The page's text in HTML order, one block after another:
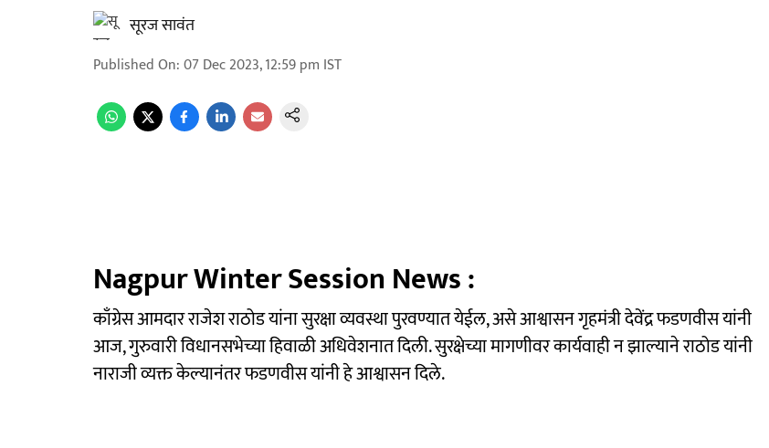
सूरज सावंत
Published On:07 Dec 2023, 12:59 pm IST
Nagpur Winter Session News :
काँग्रेस आमदार राजेश राठोड यांना सुरक्षा व्यवस्था पुरवण्यात येईल, असे आश्वासन गृहमंत्री देवेंद्र फडणवीस यांनी
आज, गुरुवारी विधानसभेच्या हिवाळी अधिवेशनात दिली. सुरक्षेच्या मागणीवर कार्यवाही न झाल्याने राठोड यांनी
नाराजी व्यक्त केल्यानंतर फडणवीस यांनी हे आश्वासन दिले.